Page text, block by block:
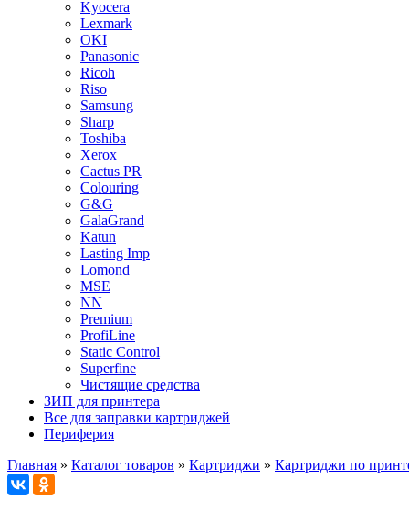
Kyocera
Lexmark
OKI
Panasonic
Ricoh
Riso
Samsung
Sharp
Toshiba
Xerox
Cactus PR
Colouring
G&G
GalaGrand
Katun
Lasting Imp
Lomond
MSE
NN
Premium
ProfiLine
Static Control
Superfine
Чистящие средства
ЗИП для принтера
Все для заправки картриджей
Периферия
Главная » Каталог товаров » Картриджи » Картриджи по